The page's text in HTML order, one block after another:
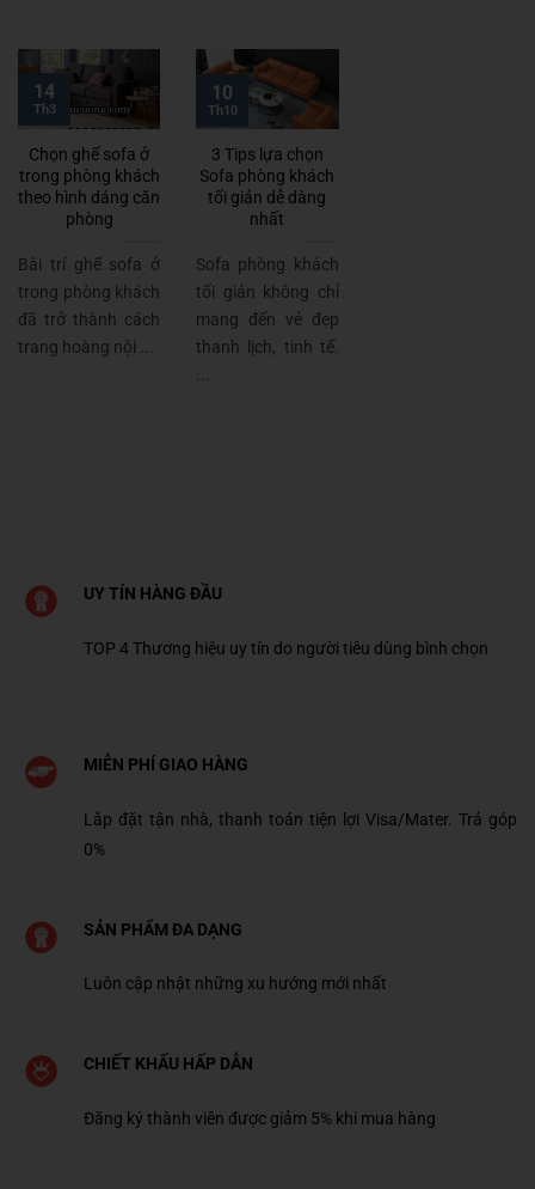
Chọn ghế sofa ở
trong phòng khách
theo hình dáng căn
phòng
Bài trí ghế sofa ở
trong phòng khách
đã trở thành cách
trang hoàng nội ...
14
Th3
3 Tips lựa chọn
Sofa phòng khách
tối giản dễ dàng
nhất
Sofa phòng khách
tối giản không chỉ
mang đến vẻ đẹp
thanh lịch, tinh tế.
...
10
Th10
UY TÍN HÀNG ĐẦU
TOP 4 Thương hiệu uy tín do người tiêu dùng bình chọn
MIỄN PHÍ GIAO HÀNG
Lắp đặt tận nhà, thanh toán tiện lợi Visa/Mater. Trả góp
0%
SẢN PHẨM ĐA DẠNG
Luôn cập nhật những xu hướng mới nhất
CHIẾT KHẤU HẤP DẪN
Đăng ký thành viên được giảm 5% khi mua hàng